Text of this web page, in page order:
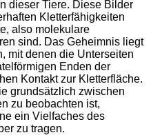
dieser Tiere. Diese Bilder
Kletterfähigkeiten
also molekulare
sind. Das Geheimnis liegt
mit denen die Unterseiten
Enden der
Kontakt zur Kletterfläche.
grundsätzlich zwischen
zu beobachten ist,
ein Vielfaches des
zu tragen.